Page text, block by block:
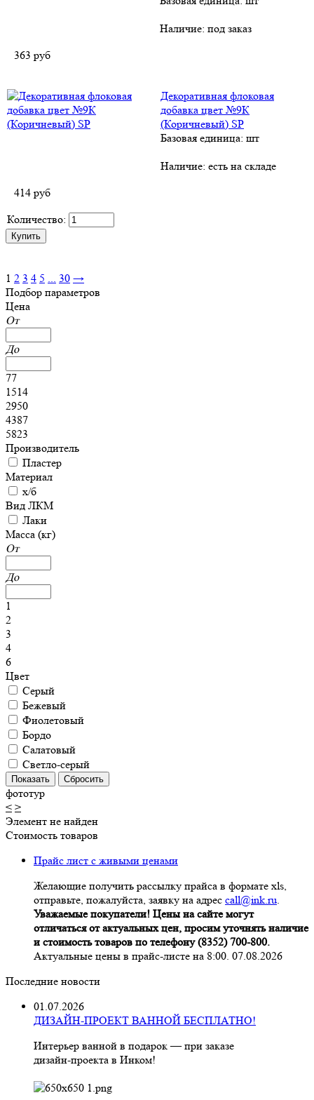
Наличие: под заказ
363 руб
Декоративная флоковая
добавка цвет №9К
(Коричневый) SP
Базовая единица: шт
Наличие: есть на складе
414 руб
Количество:
1 2 3 4 5 ... 30 →
Подбор параметров
Цена
От
До
77
1514
2950
4387
5823
Производитель
Пластер
Материал
х/б
Вид ЛКМ
Лаки
Масса (кг)
От
До
1
2
3
4
6
Цвет
Серый
Бежевый
Фиолетовый
Бордо
Салатовый
Светло-серый
фототур
< >
Элемент не найден
Стоимость товаров
Прайс лист с живыми ценами
Желающие получить рассылку прайса в формате xls,
отправьте, пожалуйста, заявку на адрес call@ink.ru.
Уважаемые покупатели! Цены на сайте могут
отличаться от актуальных цен, просим уточнять наличие
и стоимость товаров по телефону (8352) 700-800.
Актуальные цены в прайс-листе на 8:00. 07.08.2026
Последние новости
01.07.2026
ДИЗАЙН-ПРОЕКТ ВАННОЙ БЕСПЛАТНО!
Интерьер ванной в подарок — при заказе
дизайн‑проекта в Инком!